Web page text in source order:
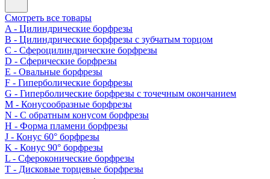
Смотреть все товары
A - Цилиндрические борфрезы
B - Цилиндрические борфрезы с зубчатым торцом
C - Сфероцилиндрические борфрезы
D - Сферические борфрезы
E - Овальные борфрезы
F - Гиперболические борфрезы
G - Гиперболические борфрезы с точечным окончанием
M - Конусообразные борфрезы
N - С обратным конусом борфрезы
H - Форма пламени борфрезы
J - Конус 60° борфрезы
K - Конус 90° борфрезы
L - Сфероконические борфрезы
T - Дисковые торцевые борфрезы